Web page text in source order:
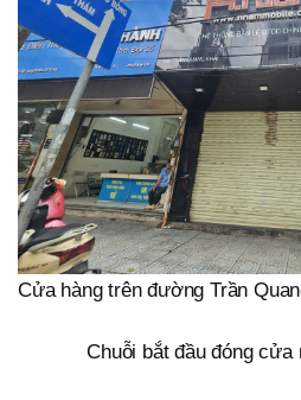
Cửa hàng trên đường Trần
Chuỗi bắt đầu đóng